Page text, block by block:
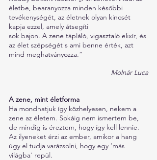
életbe, bearanyozza minden későbbi
tevékenységét, az életnek olyan kincsét
kapja ezzel, amely átsegíti
sok bajon. A zene tápláló, vigasztaló elixír, és
az élet szépségét s ami benne érték, azt
mind meghatványozza.”
Molnár Luca
A zene, mint életforma
Ha mondhatjuk így közhelyesen, nekem a
zene az életem. Sokáig nem ismertem be,
de mindig is éreztem, hogy így kell lennie.
Az ilyeneket érzi az ember, amikor a hang
úgy el tudja varázsolni, hogy egy ‘más
világba’ repül.